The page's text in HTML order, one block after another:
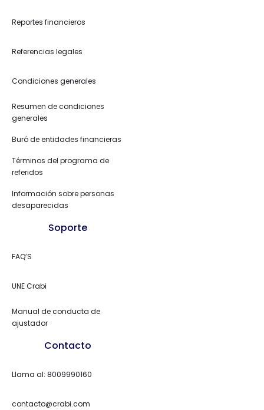
Reportes financieros
Referencias legales
Condiciones generales
Resumen de condiciones
generales
Buró de entidades financieras
Términos del programa de
referidos
Información sobre personas
desaparecidas
Soporte
FAQ’S
UNE Crabi
Manual de conducta de
ajustador
Contacto
Llama al: 8009990160
contacto@crabi.com